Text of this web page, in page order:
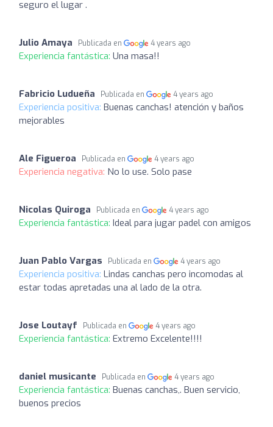
seguro el lugar .
Julio Amaya Publicada en 4 years ago
Experiencia fantástica: Una masa!!
Fabricio Ludueña Publicada en 4 years ago
Experiencia positiva: Buenas canchas! atención y baños
mejorables
Ale Figueroa Publicada en 4 years ago
Experiencia negativa: No lo use. Solo pase
Nicolas Quiroga Publicada en 4 years ago
Experiencia fantástica: Ideal para jugar padel con amigos
Juan Pablo Vargas Publicada en 4 years ago
Experiencia positiva: Lindas canchas pero incomodas al
estar todas apretadas una al lado de la otra.
Jose Loutayf Publicada en 4 years ago
Experiencia fantástica: Extremo Excelente!!!!
daniel musicante Publicada en 4 years ago
Experiencia fantástica: Buenas canchas,. Buen servicio,
buenos precios